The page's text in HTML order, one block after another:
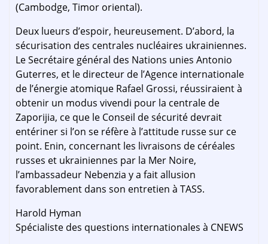
(Cambodge, Timor oriental).
Deux lueurs d’espoir, heureusement. D’abord, la
sécurisation des centrales nucléaires ukrainiennes.
Le Secrétaire général des Nations unies Antonio
Guterres, et le directeur de l’Agence internationale
de l’énergie atomique Rafael Grossi, réussiraient à
obtenir un modus vivendi pour la centrale de
Zaporijia, ce que le Conseil de sécurité devrait
entériner si l’on se réfère à l’attitude russe sur ce
point. Enin, concernant les livraisons de céréales
russes et ukrainiennes par la Mer Noire,
l’ambassadeur Nebenzia y a fait allusion
favorablement dans son entretien à TASS.
Harold Hyman
Spécialiste des questions internationales à CNEWS